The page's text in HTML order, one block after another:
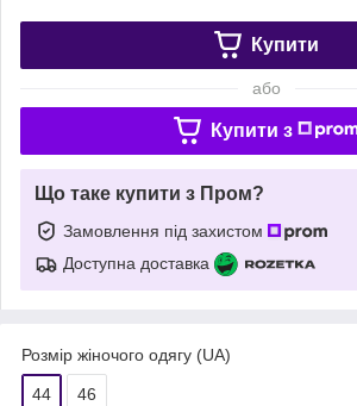
Купити
або
Купити з
Що таке купити з Пром?
Замовлення під захистом
Доступна доставка
Розмір жіночого одягу (UA)
44 46